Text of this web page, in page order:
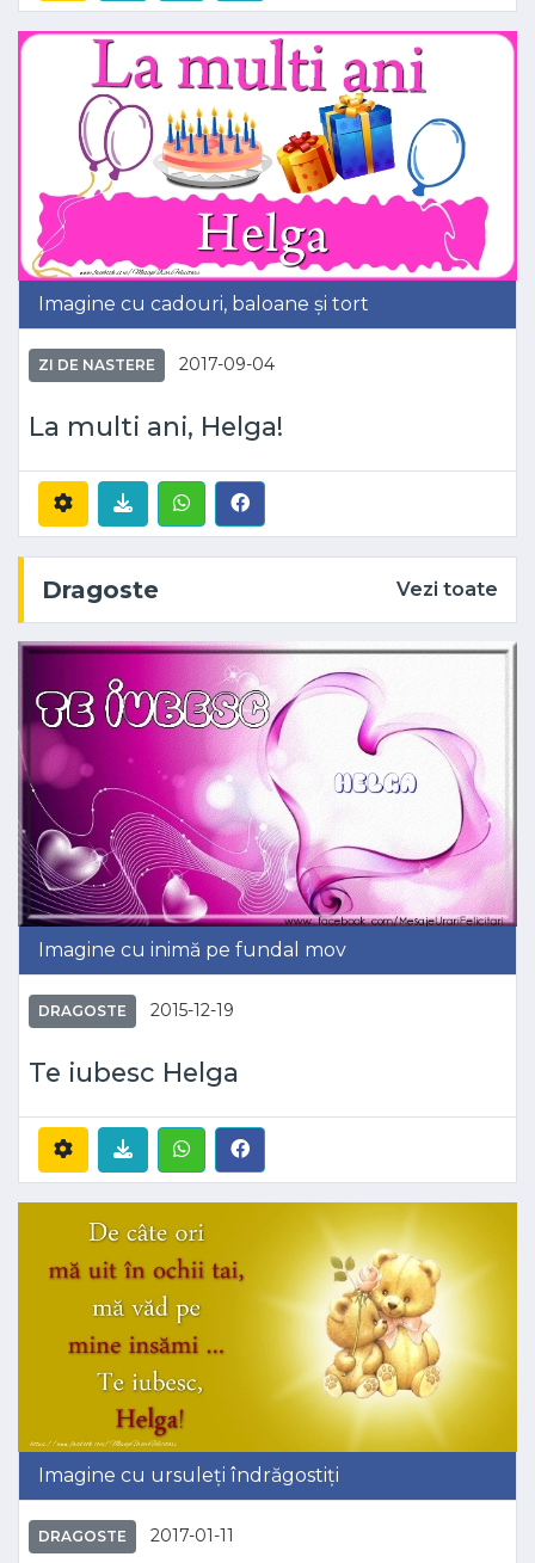
Imagine cu cadouri, baloane și tort
ZI DE NASTERE 2017-09-04
La multi ani, Helga!
Dragoste Vezi toate
Imagine cu inimă pe fundal mov
DRAGOSTE 2015-12-19
Te iubesc Helga
Imagine cu ursuleți îndrăgostiți
DRAGOSTE 2017-01-11